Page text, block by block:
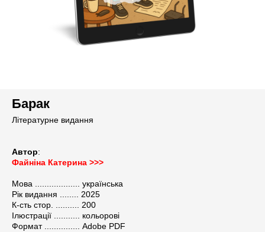
Барак
Літературне видання
Автор:
Файніна Катерина >>>
Мова ................... українська
Рік видання ........ 2025
К-сть стор. .......... 200
Ілюстрації ........... кольорові
Формат ............... Adobe PDF